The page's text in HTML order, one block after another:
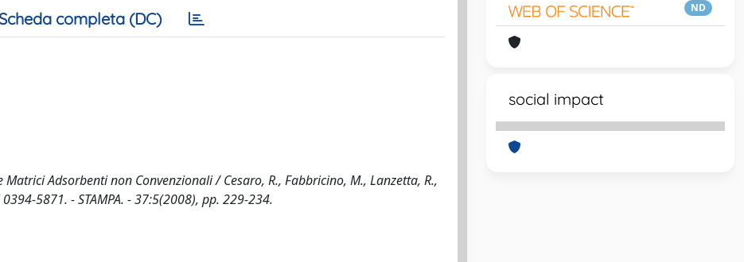
completa (DC)
Adsorbenti non Convenzionali / Cesaro, R., Fabbricino, M., Lanzetta, R.,
0394-5871. - STAMPA. - 37:5(2008), pp. 229-234.
ND
social impact